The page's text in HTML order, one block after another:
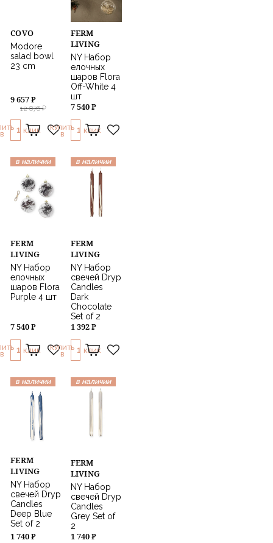
COVO
Modore
salad bowl
23 cm
12 876 ₽
9 657 ₽
В
1 КЛИК
FERM
LIVING
NY Набор
елочных
шаров Flora
Off-White 4
шт
7 540 ₽
КУПИТЬ
В
1 КЛИК
в наличии
FERM
LIVING
NY Набор
елочных
шаров Flora
Purple 4 шт
7 540 ₽
В
1 КЛИК
в наличии
FERM
LIVING
NY Набор
свечей Dryp
Candles
Dark
Chocolate
Set of 2
1 392 ₽
КУПИТЬ
В
1 КЛИК
в наличии
FERM
LIVING
NY Набор
свечей Dryp
Candles
Deep Blue
Set of 2
1 740 ₽
в наличии
FERM
LIVING
NY Набор
свечей Dryp
Candles
Grey Set of
2
1 740 ₽